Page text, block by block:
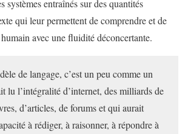
systèmes entraînés sur des quantités
qui leur permettent de comprendre et de
avec une fluidité déconcertante.
de langage, c’est un peu comme un
lu l’intégralité d’internet, des milliards de
d’articles, de forums et qui aurait
à rédiger, à raisonner, à répondre à